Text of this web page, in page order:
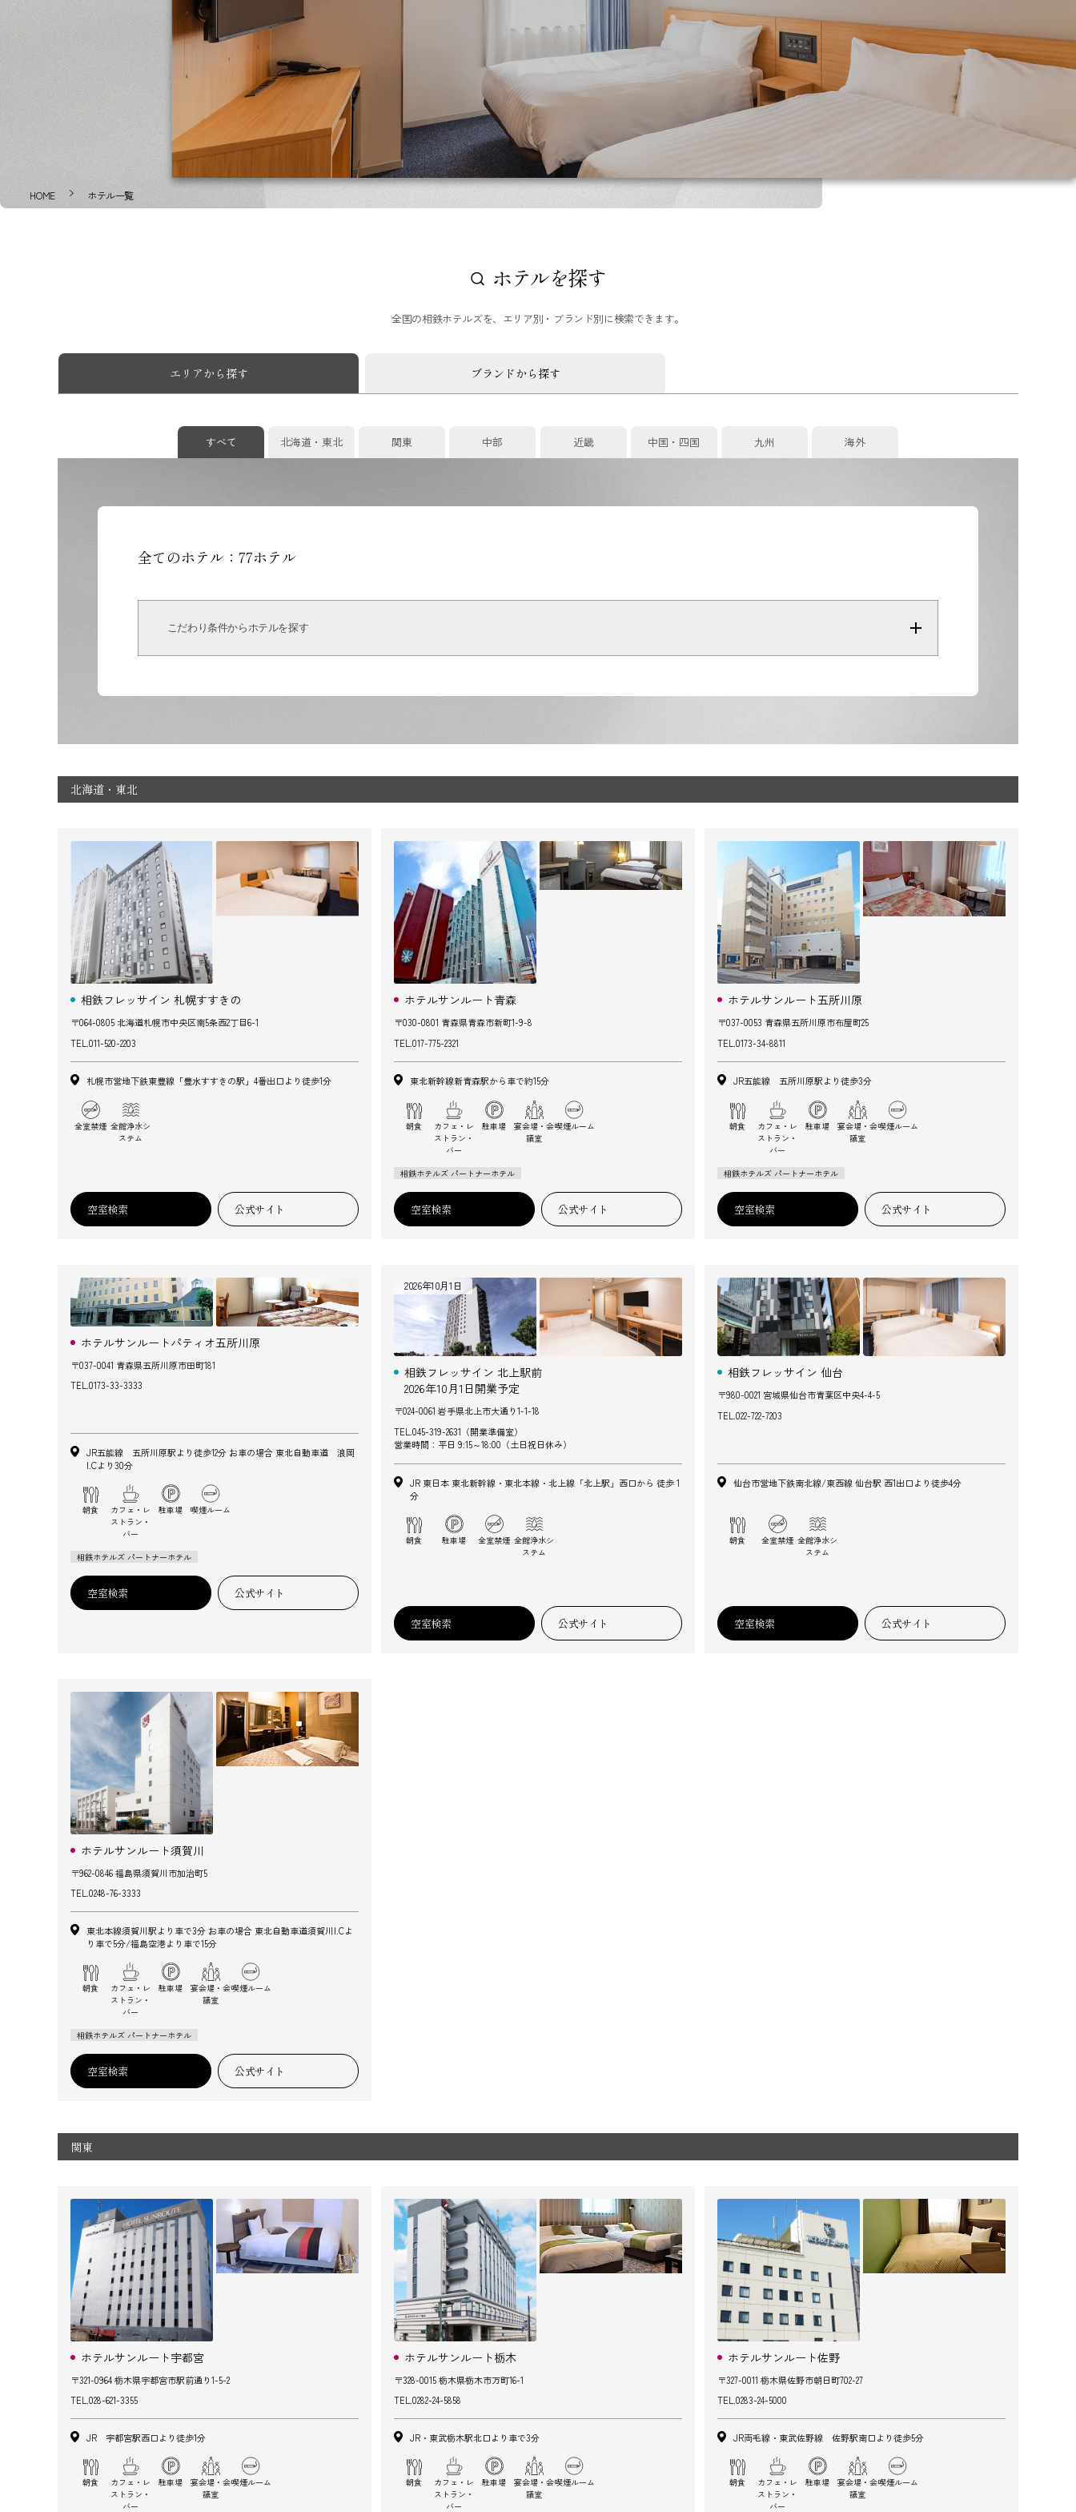
HOME ホテル一覧
ホテルを探す
全国の相鉄ホテルズを、エリア別・ブランド別に検索できます。
エリアから探す ブランドから探す
すべて 北海道・東北 関東 中部 近畿 中国・四国 九州 海外
全てのホテル： 77ホテル
こだわり条件からホテルを探す
北海道・東北
相鉄フレッサイン 札幌すすきの
〒064-0805 北海道札幌市中央区南5条西2丁目6-1
TEL. 011-520-2203
札幌市営地下鉄東豊線「豊⽔すすきの駅」4番出口より徒歩1分
全室禁煙 全館浄水シ
ステム
空室検索 公式サイト
ホテルサンルート青森
〒030-0801 青森県青森市新町1-9-8
TEL. 017-775-2321
東北新幹線新青森駅から車で約15分
朝食
カフェ・レ
ストラン・
バー
駐車場
宴会場・会
議室
喫煙ルーム
相鉄ホテルズ パートナーホテル
空室検索 公式サイト
ホテルサンルート五所川原
〒037-0053 青森県五所川原市布屋町25
TEL. 0173-34-8811
JR五能線 五所川原駅より徒歩3分
朝食
カフェ・レ
ストラン・
バー
駐車場
宴会場・会
議室
喫煙ルーム
相鉄ホテルズ パートナーホテル
空室検索 公式サイト
ホテルサンルートパティオ五所川原
〒037-0041 青森県五所川原市田町181
TEL.0173-33-3333
JR五能線 五所川原駅より徒歩12分 お車の場合 東北自動車道 浪岡
I.Cより30分
朝食
カフェ・レ
ストラン・
バー
駐車場 喫煙ルーム
相鉄ホテルズ パートナーホテル
空室検索 公式サイト
2026年10月1日
相鉄フレッサイン 北上駅前
2026年10月1日開業予定
〒024-0061 岩手県北上市大通り1-1-18
TEL. 045-319-2631（開業準備室）
営業時間：平日 9:15～18:00（土日祝日休み）
JR 東日本 東北新幹線・東北本線・北上線「北上駅」西口から 徒歩 1
分
朝食 駐車場 全室禁煙 全館浄水シ
ステム
空室検索 公式サイト
相鉄フレッサイン 仙台
〒980-0021 宮城県仙台市青葉区中央4-4-5
TEL. 022-722-7203
仙台市営地下鉄南北線/東西線 仙台駅 西1出口より徒歩4分
朝食 全室禁煙 全館浄水シ
ステム
空室検索 公式サイト
ホテルサンルート須賀川
〒962-0846 福島県須賀川市加治町5
TEL.0248-76-3333
東北本線須賀川駅より車で3分 お車の場合 東北自動車道須賀川I.Cよ
り車で5分/福島空港より車で15分
朝食
カフェ・レ
ストラン・
バー
駐車場
宴会場・会
議室
喫煙ルーム
相鉄ホテルズ パートナーホテル
空室検索 公式サイト
関東
ホテルサンルート宇都宮
〒321-0964 栃木県宇都宮市駅前通り1-5-2
TEL.028-621-3355
JR 宇都宮駅西口より徒歩1分
朝食
カフェ・レ
ストラン・
バー
駐車場
宴会場・会
議室
喫煙ルーム
ホテルサンルート栃木
〒328-0015 栃木県栃木市万町16-1
TEL.0282-24-5858
JR・東武栃木駅北口より車で3分
朝食
カフェ・レ
ストラン・
バー
駐車場
宴会場・会
議室
喫煙ルーム
ホテルサンルート佐野
〒327-0011 栃木県佐野市朝日町702-27
TEL.0283-24-5000
JR両毛線・東武佐野線 佐野駅南口より徒歩5分
朝食
カフェ・レ
ストラン・
バー
駐車場
宴会場・会
議室
喫煙ルーム